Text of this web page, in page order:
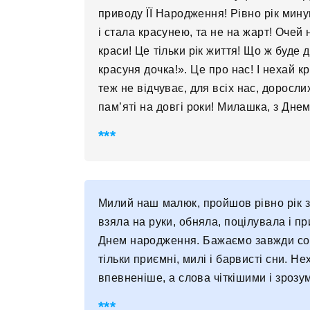
приводу ЇЇ Народження! Рівно рік
і стала красунею, та не на жарт! Очей
краси! Це тільки рік життя! Що ж буде
красуня дочка!». Це про нас! І нехай
теж не відчуває, для всіх нас,
пам’яті на довгі роки! Милашка, з
Милий наш малюк, пройшов рівно рік
взяла на руки, обняла, поцілувала і
Днем народження. Бажаємо завжди
тільки приємні, милі і барвисті сни.
впевненіше, а слова чіткішими і